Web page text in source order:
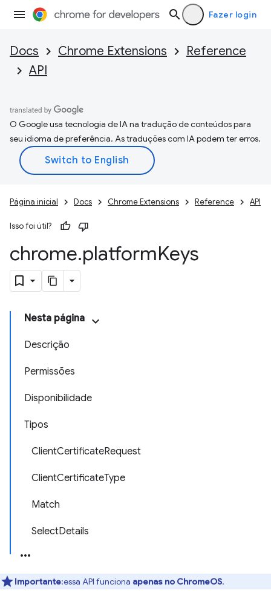
Fazer login
Docs Chrome Extensions
Reference
API
O Google usa tecnologia de IA na tradução de conteúdos para
seu idioma de preferência. As traduções com IA podem ter erros.
Página inicial Docs Chrome Extensions Reference API
Isso foi útil?
chrome.platformKeys
Nesta página
Descrição
Permissões
Disponibilidade
Tipos
ClientCertificateRequest
ClientCertificateType
Match
SelectDetails
Importante:essa API funciona apenas no ChromeOS.